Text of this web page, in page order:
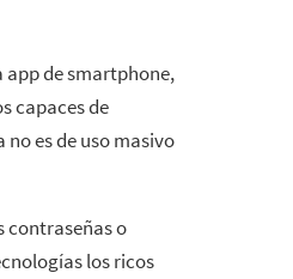
de smartphone,
capaces de
es de uso masivo
contraseñas o
los ricos